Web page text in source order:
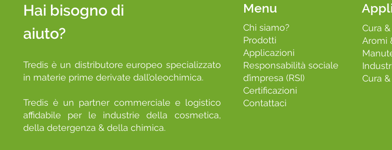
Hai bisogno di
aiuto?
Tredis è un distributore europeo specializzato
in materie prime derivate dall’oleochimica.
Tredis è un partner commerciale e logistico
affidabile per le industrie della cosmetica,
della detergenza & della chimica.
Menu
Chi siamo?
Prodotti
Applicazioni
Responsabilità sociale
d’impresa (RSI)
Certificazioni
Contattaci
Cura
Aromi
Cura